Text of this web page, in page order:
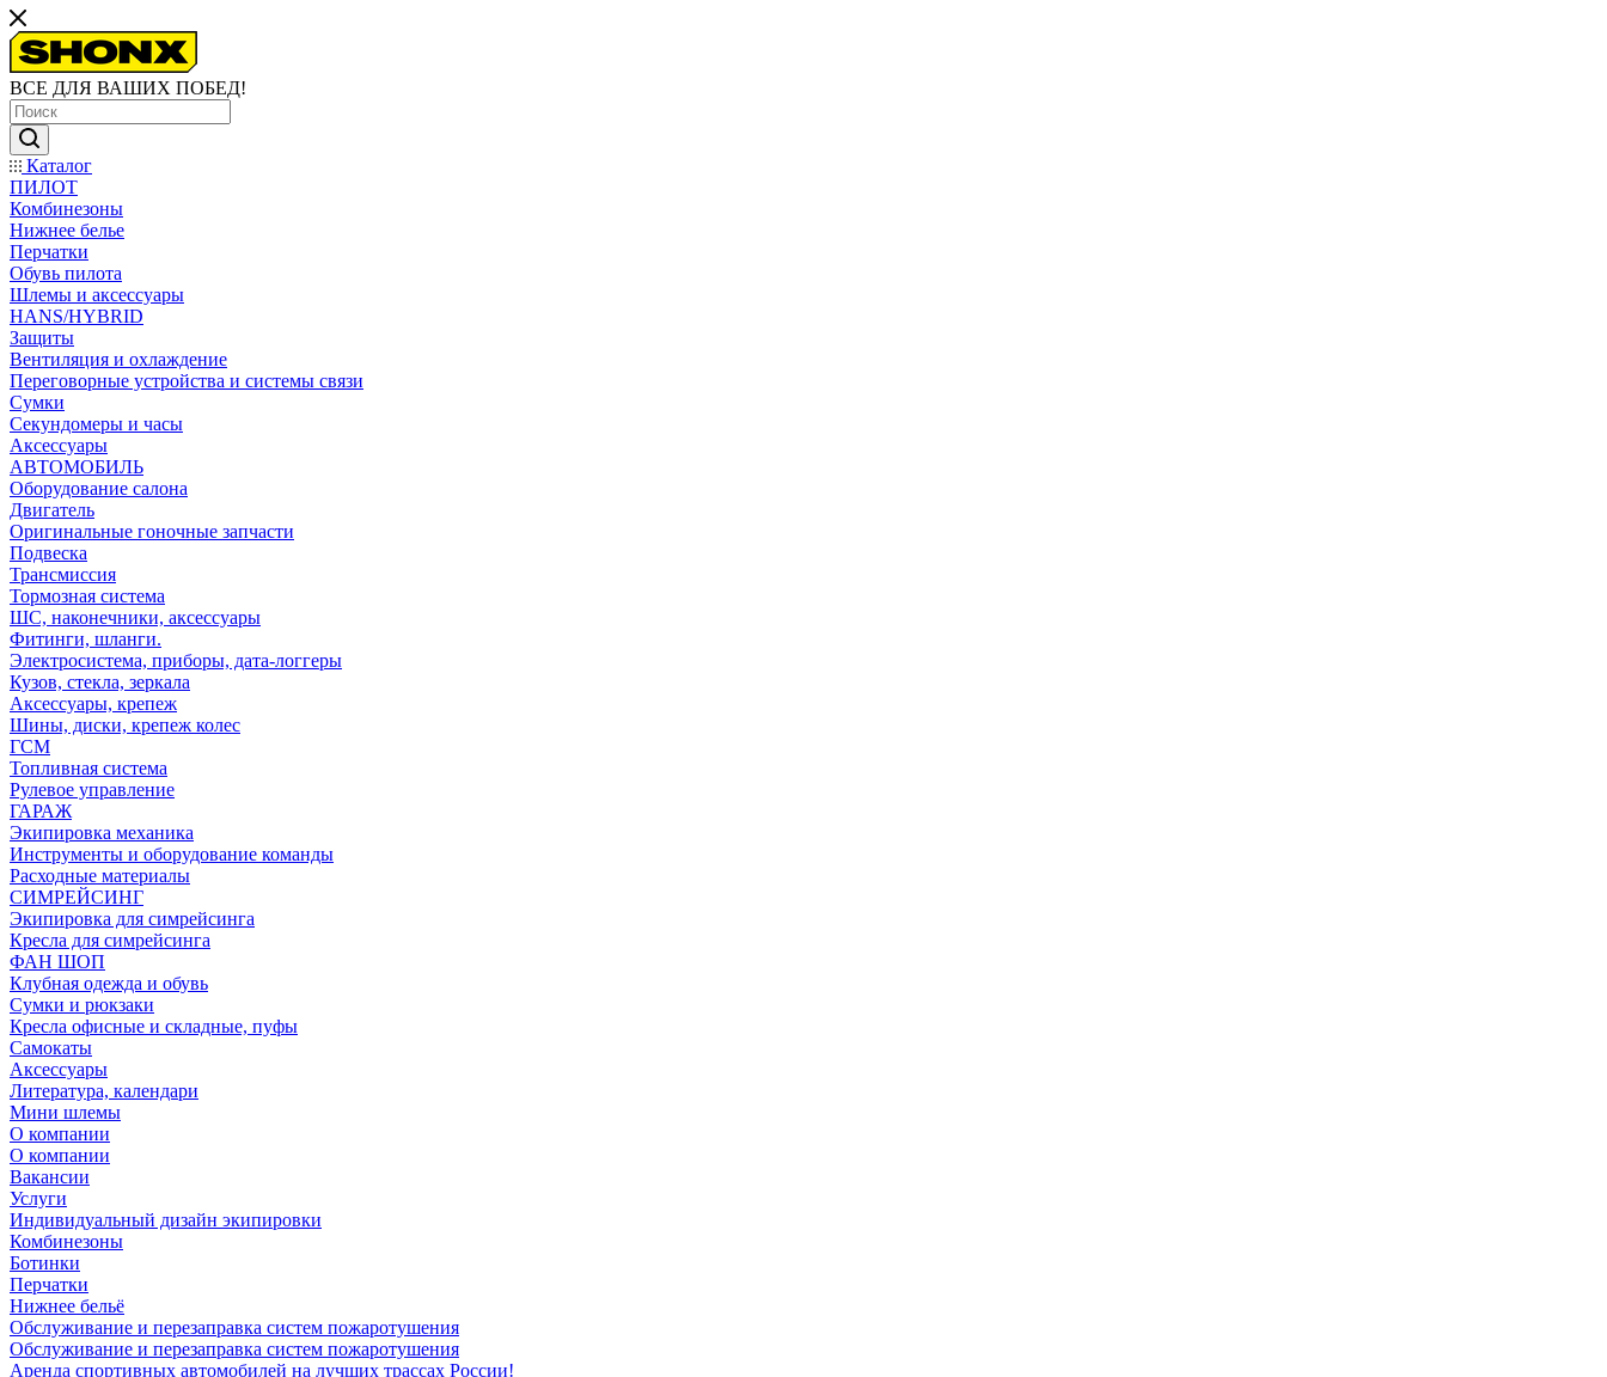
ВСЕ ДЛЯ ВАШИХ ПОБЕД!
Каталог
ПИЛОТ
Комбинезоны
Нижнее белье
Перчатки
Обувь пилота
Шлемы и аксессуары
HANS/HYBRID
Защиты
Вентиляция и охлаждение
Переговорные устройства и системы связи
Сумки
Секундомеры и часы
Аксессуары
АВТОМОБИЛЬ
Оборудование салона
Двигатель
Оригинальные гоночные запчасти
Подвеска
Трансмиссия
Тормозная система
ШС, наконечники, аксессуары
Фитинги, шланги.
Электросистема, приборы, дата-логгеры
Кузов, стекла, зеркала
Аксессуары, крепеж
Шины, диски, крепеж колес
ГСМ
Топливная система
Рулевое управление
ГАРАЖ
Экипировка механика
Инструменты и оборудование команды
Расходные материалы
СИМРЕЙСИНГ
Экипировка для симрейсинга
Кресла для симрейсинга
ФАН ШОП
Клубная одежда и обувь
Сумки и рюкзаки
Кресла офисные и складные, пуфы
Самокаты
Аксессуары
Литература, календари
Мини шлемы
О компании
О компании
Вакансии
Услуги
Индивидуальный дизайн экипировки
Комбинезоны
Ботинки
Перчатки
Нижнее бельё
Обслуживание и перезаправка систем пожаротушения
Обслуживание и перезаправка систем пожаротушения
Аренда спортивных автомобилей на лучших трассах России!